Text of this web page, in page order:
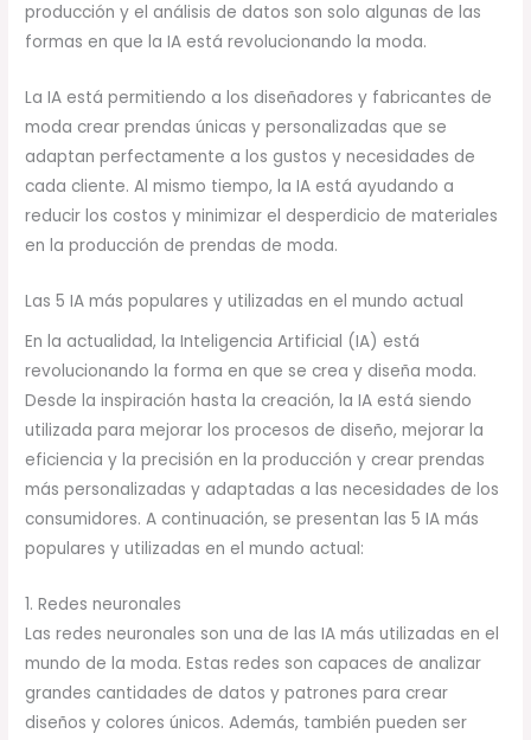
producción y el análisis de datos son solo algunas de las
formas en que la IA está revolucionando la moda.
La IA está permitiendo a los diseñadores y fabricantes de
moda crear prendas únicas y personalizadas que se
adaptan perfectamente a los gustos y necesidades de
cada cliente. Al mismo tiempo, la IA está ayudando a
reducir los costos y minimizar el desperdicio de materiales
en la producción de prendas de moda.
Las 5 IA más populares y utilizadas en el mundo actual
En la actualidad, la Inteligencia Artificial (IA) está
revolucionando la forma en que se crea y diseña moda.
Desde la inspiración hasta la creación, la IA está siendo
utilizada para mejorar los procesos de diseño, mejorar la
eficiencia y la precisión en la producción y crear prendas
más personalizadas y adaptadas a las necesidades de los
consumidores. A continuación, se presentan las 5 IA más
populares y utilizadas en el mundo actual:
1. Redes neuronales
Las redes neuronales son una de las IA más utilizadas en el
mundo de la moda. Estas redes son capaces de analizar
grandes cantidades de datos y patrones para crear
diseños y colores únicos. Además, también pueden ser